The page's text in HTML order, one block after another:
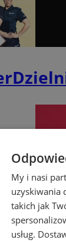
My i nasi
uzyskiwania
takich jak
usług.